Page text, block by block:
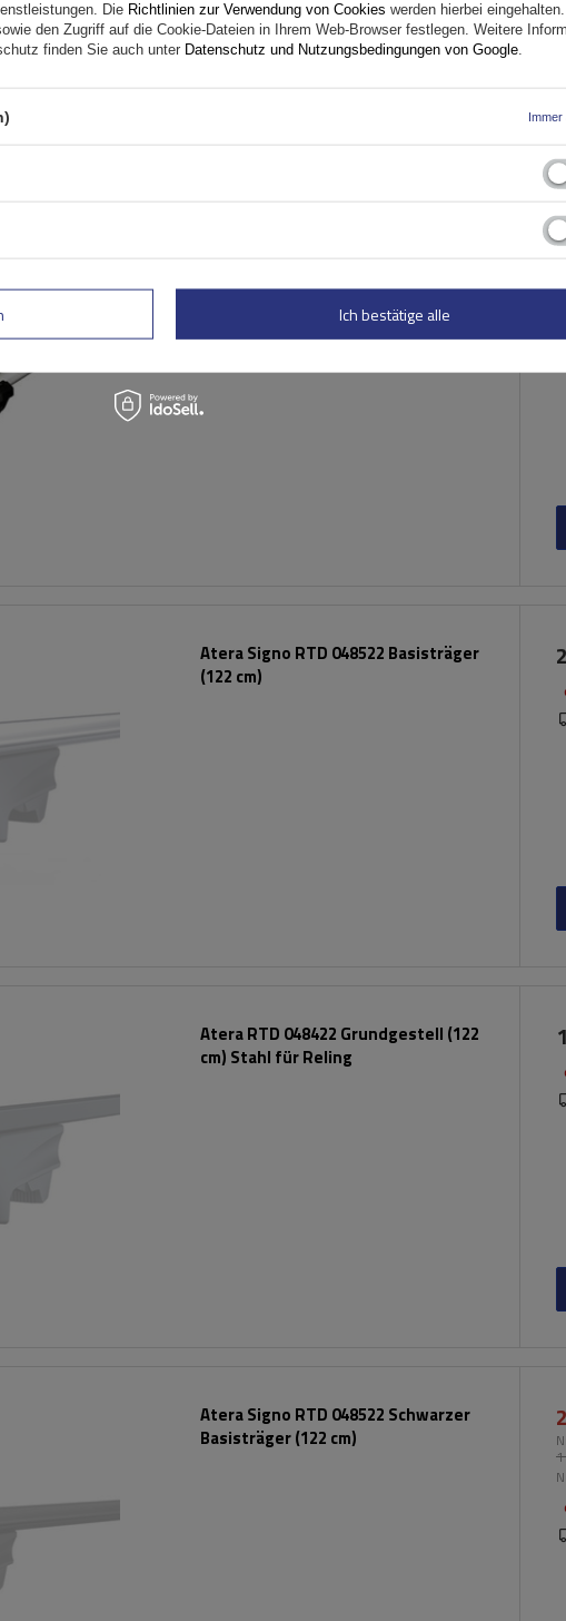
Dachträgerstangen 6604 + Füße
Atera Signo RTD 048522 Basisträger
(122 cm)
Atera RTD 048422 Grundgestell (122
cm) Stahl für Reling
Atera Signo RTD 048522 Schwarzer
Basisträger (122 cm)
Die Richtlinien zur Verwendung von Cookies werden hierbei
den Zugriff auf die Cookie-Dateien in Ihrem Web-Browser festlegen. Weitere
finden Sie auch unter Datenschutz und Nutzungsbedingungen von Google
Immer
Ich bestätige alle